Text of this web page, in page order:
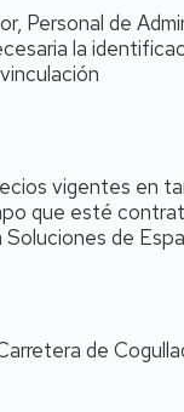
Personal de
la
vigentes en
que esté
de
de